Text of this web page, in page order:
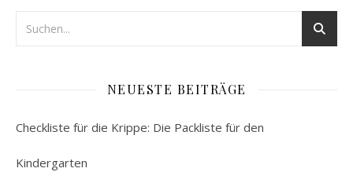
NEUESTE BEITRÄGE
Checkliste für die Krippe: Die Packliste für den
Kindergarten